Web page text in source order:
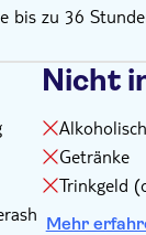
bis zu 36
Nicht
Getränke
Trinkgeld
Mehr